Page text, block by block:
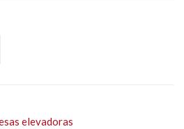
elevadoras